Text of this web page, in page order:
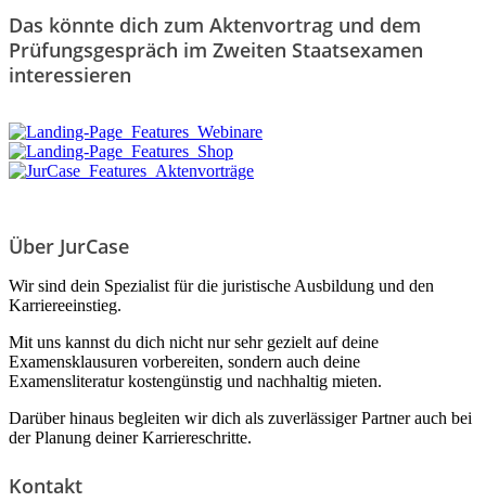
Das könnte dich zum Aktenvortrag und dem
Prüfungsgespräch im Zweiten Staatsexamen
interessieren
Über JurCase
Wir sind dein Spezialist für die juristische Ausbildung und den
Karriereeinstieg.
Mit uns kannst du dich nicht nur sehr gezielt auf deine
Examensklausuren vorbereiten, sondern auch deine
Examensliteratur kostengünstig und nachhaltig mieten.
Darüber hinaus begleiten wir dich als zuverlässiger Partner auch bei
der Planung deiner Karriereschritte.
Kontakt